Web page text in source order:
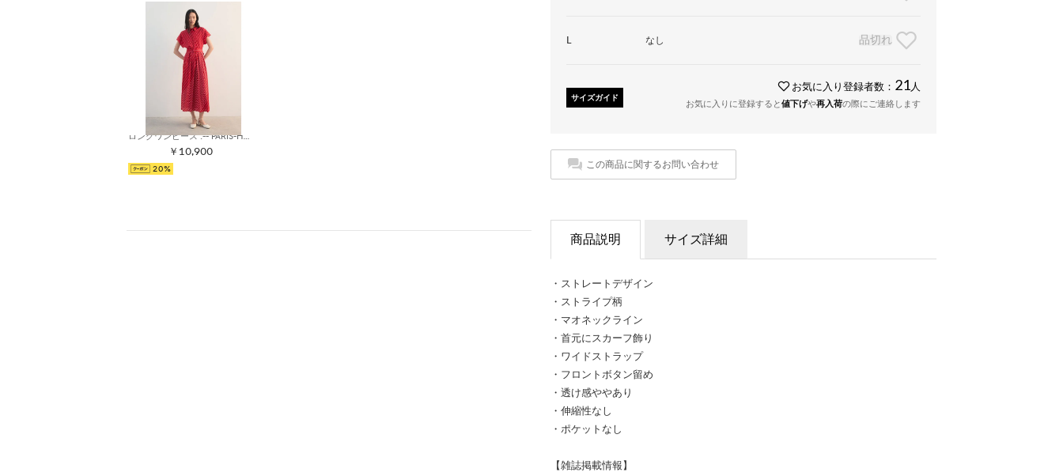
ロングワンピース .-- PARIS-H （レッド）
￥10,900
20
L なし 品切れ
サイズガイド
お気に入り登録者数： 21 人
お気に入りに登録すると値下げや再入荷の際にご連絡します
この商品に関するお問い合わせ
商品説明 サイズ詳細
・ストレートデザイン
・ストライプ柄
・マオネックライン
・首元にスカーフ飾り
・ワイドストラップ
・フロントボタン留め
・透け感ややあり
・伸縮性なし
・ポケットなし
【雑誌掲載情報】